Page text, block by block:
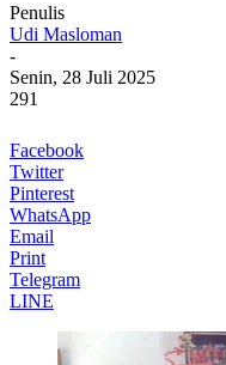
Penulis
Udi Masloman
-
Senin, 28 Juli 2025
291
Facebook
Twitter
Pinterest
WhatsApp
Email
Print
Telegram
LINE